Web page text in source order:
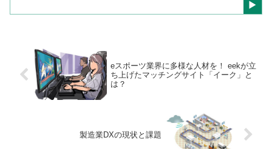
eスポーツ業界に多様な人材を！ eekが立
ち上げたマッチングサイト「イーク」と
は？
製造業DXの現状と課題